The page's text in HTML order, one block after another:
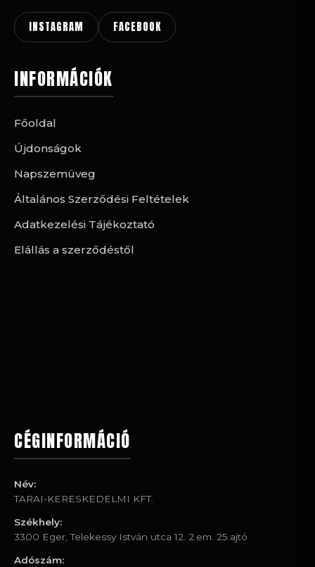
INSTAGRAM FACEBOOK
INFORMÁCIÓK
Főoldal
Újdonságok
Napszemüveg
Általános Szerződési Feltételek
Adatkezelési Tájékoztató
Elállás a szerződéstől
CÉGINFORMÁCIÓ
Név:
TARAI-KERESKEDELMI KFT.
Székhely:
3300 Eger, Telekessy István utca 12. 2.em. 25.ajtó
Adószám: